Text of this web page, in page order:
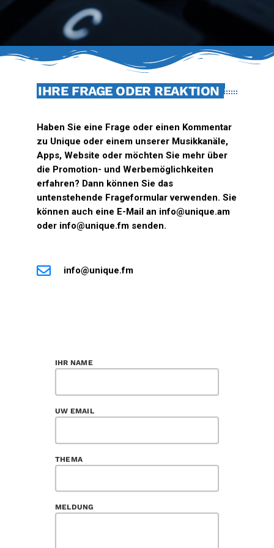
IHRE FRAGE ODER REAKTION
Haben Sie eine Frage oder einen Kommentar
zu Unique oder einem unserer Musikkanäle,
Apps, Website oder möchten Sie mehr über
die Promotion- und Werbemöglichkeiten
erfahren? Dann können Sie das
untenstehende Frageformular verwenden. Sie
können auch eine E-Mail an info@unique.am
oder info@unique.fm senden.
info@unique.fm
IHR NAME
UW EMAIL
THEMA
MELDUNG